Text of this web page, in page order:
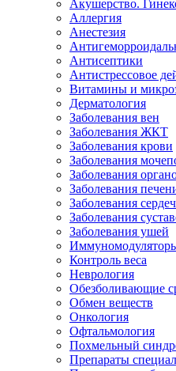
Акушерство.
Аллергия
Анестезия
Антисептики
Антистрессовое
Витамины и
Дерматология
Заболевания вен
Заболевания ЖКТ
Заболевания крови
Заболевания
Заболевания
Заболевания
Заболевания
Заболевания
Заболевания ушей
Контроль веса
Неврология
Обезболивающие
Обмен веществ
Онкология
Офтальмология
Похмельный
Препараты